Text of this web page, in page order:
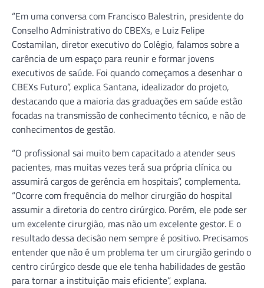
“Em uma conversa com Francisco Balestrin, presidente do
Conselho Administrativo do CBEXs, e Luiz Felipe
Costamilan, diretor executivo do Colégio, falamos sobre a
carência de um espaço para reunir e formar jovens
executivos de saúde. Foi quando começamos a desenhar o
CBEXs Futuro”, explica Santana, idealizador do projeto,
destacando que a maioria das graduações em saúde estão
focadas na transmissão de conhecimento técnico, e não de
conhecimentos de gestão.
“O profissional sai muito bem capacitado a atender seus
pacientes, mas muitas vezes terá sua própria clínica ou
assumirá cargos de gerência em hospitais”, complementa.
“Ocorre com frequência do melhor cirurgião do hospital
assumir a diretoria do centro cirúrgico. Porém, ele pode ser
um excelente cirurgião, mas não um excelente gestor. E o
resultado dessa decisão nem sempre é positivo. Precisamos
entender que não é um problema ter um cirurgião gerindo o
centro cirúrgico desde que ele tenha habilidades de gestão
para tornar a instituição mais eficiente”, explana.